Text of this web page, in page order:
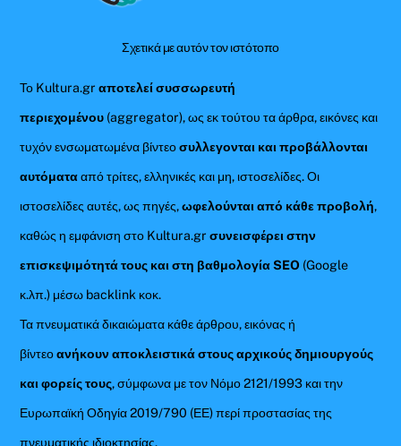
Σχετικά με αυτόν τον ιστότοπο
Το Kultura.grαποτελεί συσσωρευτή
περιεχομένου (aggregator), ως εκ τούτου τα άρθρα, εικόνες και
τυχόν ενσωματωμένα βίντεοσυλλεγονται και προβάλλονται
αυτόματααπό τρίτες, ελληνικές και μη, ιστοσελίδες. Οι
ιστοσελίδες αυτές, ως πηγές,ωφελούνται από κάθε προβολή,
καθώς η εμφάνιση στο Kultura.gr συνεισφέρει στην
επισκεψιμότητά τους και στη βαθμολογία SEO (Google
κ.λπ.) μέσω backlink κοκ.
Τα πνευματικά δικαιώματα κάθε άρθρου, εικόνας ή
βίντεοανήκουν αποκλειστικά στους αρχικούς δημιουργούς
και φορείς τους, σύμφωνα με τον Νόμο 2121/1993 και την
Ευρωπαϊκή Οδηγία 2019/790 (ΕΕ) περί προστασίας της
πνευματικής ιδιοκτησίας.